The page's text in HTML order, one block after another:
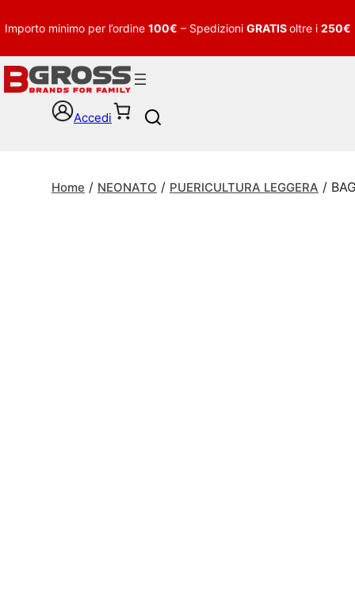
Importo minimo per l’ordine 100€ – Spedizioni GRATISoltre i 250€
Accedi
c
Home / NEONATO / PUERICULTURA LEGGERA /